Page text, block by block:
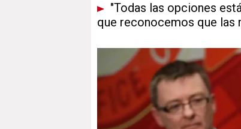
"Todas las opciones
que reconocemos que las